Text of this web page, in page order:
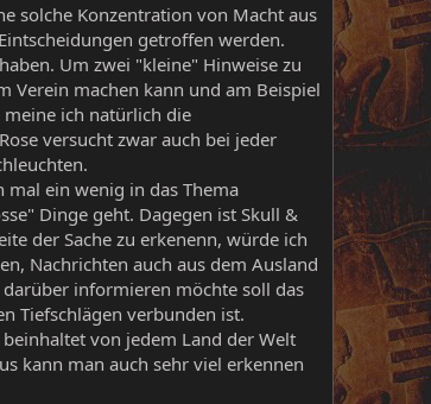
solche Konzentration von Macht aus
getroffen werden.
Um zwei "kleine" Hinweise zu
Verein machen kann und am Beispiel
ich natürlich die
versucht zwar auch bei jeder
ein wenig in das Thema
Dinge geht. Dagegen ist Skull &
der Sache zu erkenenn, würde ich
Nachrichten auch aus dem Ausland
informieren möchte soll das
Tiefschlägen verbunden ist.
von jedem Land der Welt
kann man auch sehr viel erkennen